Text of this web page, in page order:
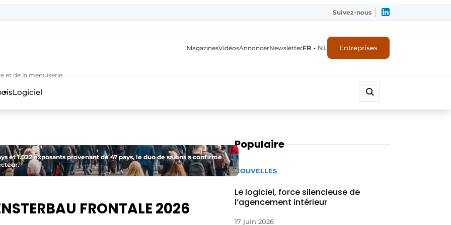
Suivez-nous
et de la menuiserie
MagazinesVidéosAnnoncerNewsletterFR • NL Entreprises
Logiciel
et 1.022 exposants provenant de 47 pays, le duo de salons a confirmé
FRONTALE 2026
Populaire
NOUVELLES
Le logiciel, force silencieuse de
l’agencement intérieur
17 juin 2026